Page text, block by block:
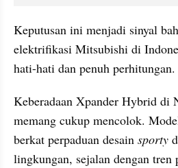
Keputusan ini menjadi sinyal
elektrifikasi Mitsubishi di
hati-hati dan penuh perhitungan.
Keberadaan Xpander Hybrid di
memang cukup mencolok.
berkat perpaduan desain sporty
lingkungan, sejalan dengan tren